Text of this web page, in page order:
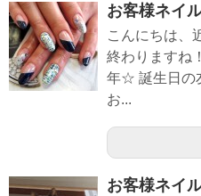
お客様ネイ
こんにちは、
終わりますね
年☆ 誕生日の
お...
お客様ネイ